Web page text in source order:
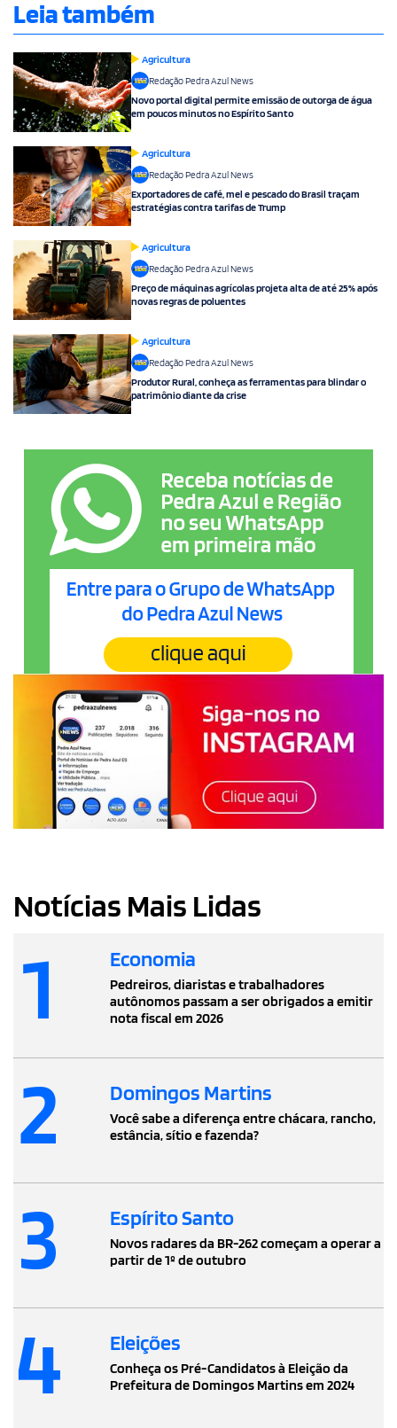
Leia também
Agricultura
Redação Pedra Azul News
Novo portal digital permite emissão de outorga de água
em poucos minutos no Espírito Santo
Agricultura
Redação Pedra Azul News
Exportadores de café, mel e pescado do Brasil traçam
estratégias contra tarifas de Trump
Agricultura
Redação Pedra Azul News
Preço de máquinas agrícolas projeta alta de até 25% após
novas regras de poluentes
Agricultura
Redação Pedra Azul News
Produtor Rural, conheça as ferramentas para blindar o
patrimônio diante da crise
Notícias Mais Lidas
1 Economia
Pedreiros, diaristas e trabalhadores
autônomos passam a ser obrigados a emitir
nota fiscal em 2026
2 Domingos Martins
Você sabe a diferença entre chácara, rancho,
estância, sítio e fazenda?
3 Espírito Santo
Novos radares da BR-262 começam a operar a
partir de 1º de outubro
4 Eleições
Conheça os Pré-Candidatos à Eleição da
Prefeitura de Domingos Martins em 2024